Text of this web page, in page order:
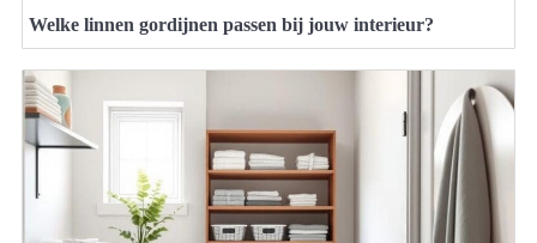
Welke linnen gordijnen passen bij jouw interieur?